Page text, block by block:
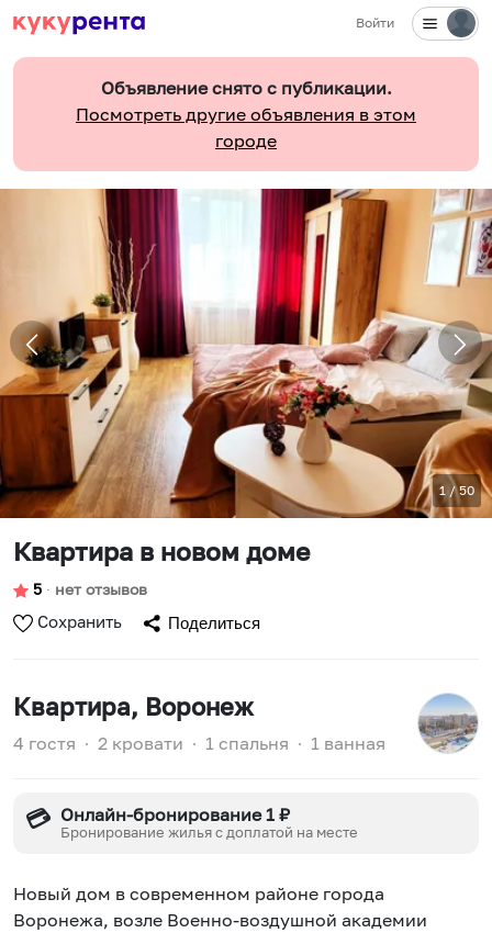
Войти
Объявление снято с публикации.
Посмотреть другие объявления в этом
городе
1/50
Квартира в новом доме
5 ∙ нет отзывов
Сохранить Поделиться
Квартира, Воронеж
4 гостя ∙ 2 кровати ∙ 1 спальня ∙ 1 ванная
💳 Онлайн-бронирование 1 ₽
Бронирование жилья с доплатой на месте
Новый дом в современном районе города
Воронежа, возле Военно-воздушной академии